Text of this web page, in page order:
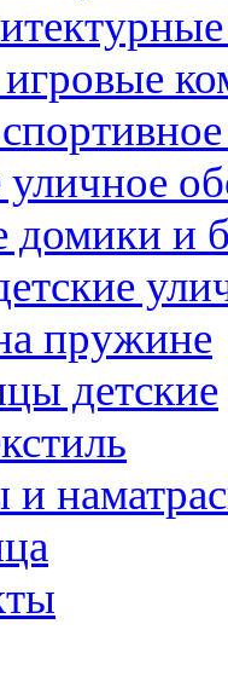
домики и
пружине
детские
и